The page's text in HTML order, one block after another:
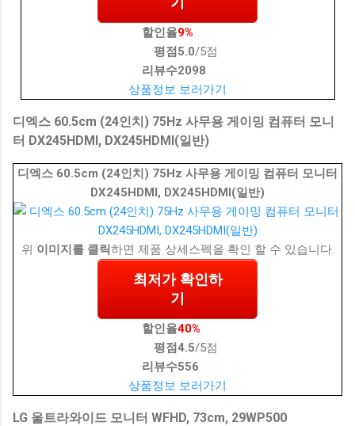
할인율9%
평점 5.0/5점
리뷰수2098
상품정보 보러가기
디엑스 60.5cm (24인치) 75Hz 사무용 게이밍 컴퓨터 모니
터 DX245HDMI, DX245HDMI(일반)
디엑스 60.5cm (24인치) 75Hz 사무용 게이밍 컴퓨터 모니터
DX245HDMI, DX245HDMI(일반)
위 이미지를 클릭하면 제품 상세스펙을 확인 할 수 있습니다.
최저가 확인하
기
할인율40%
평점4.5/5점
리뷰수556
상품정보 보러가기
LG 울트라와이드 모니터 WFHD, 73cm, 29WP500